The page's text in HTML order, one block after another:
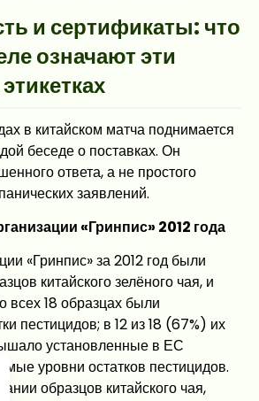
и сертификаты: что
означают эти
в китайском матча поднимается
беседе о поставках. Он
ответа, а не простого
заявлений.
«Гринпис» 2012 года
«Гринпис» за 2012 год были
китайского зелёного чая, и
всех 18 образцах были
пестицидов; в 12 из 18 (67%) их
установленные в ЕС
уровни остатков пестицидов.
образцов китайского чая,